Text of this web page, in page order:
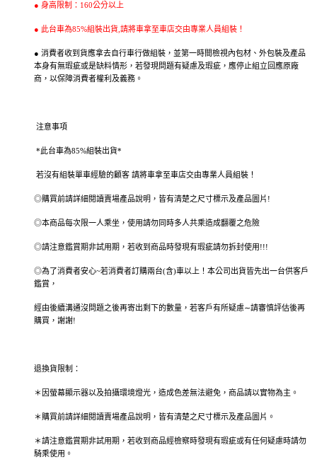
● 身高限制：160公分以上
● 此台車為85%組裝出貨,請將車拿至車店交由專業人員組裝！
● 消費者收到貨應拿去自行車行做組裝，並第一時間檢視內包材、外包裝及產品
本身有無瑕疵或是缺料情形，若發現問題有疑慮及瑕疵，應停止組立回應原廠
商，以保障消費者權利及義務。
注意事項
*此台車為85%組裝出貨*
若沒有組裝單車經驗的顧客 請將車拿至車店交由專業人員組裝！
◎購買前請詳細閱讀賣場產品說明，皆有清楚之尺寸標示及產品圖片!
◎本商品每次限一人乘坐，使用請勿同時多人共乘造成翻覆之危險
◎請注意鑑賞期非試用期，若收到商品時發現有瑕疵請勿拆封使用!!!
◎為了消費者安心~若消費者訂購兩台(含)車以上！本公司出貨皆先出一台供客戶
鑑賞，
經由後續溝通沒問題之後再寄出剩下的數量，若客戶有所疑慮∼請審慎評估後再
購買，謝謝!
退換貨限制：
＊因螢幕顯示器以及拍攝環境燈光，造成色差無法避免，商品請以實物為主。
＊購買前請詳細閱讀賣場產品說明，皆有清楚之尺寸標示及產品圖片。
＊請注意鑑賞期非試用期，若收到商品經檢察時發現有瑕疵或有任何疑慮時請勿
騎乘使用。